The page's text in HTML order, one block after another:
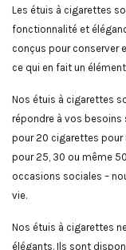
Les étuis à cigarettes
fonctionnalité et
conçus pour conserver
ce qui en fait un
Nos étuis à cigarettes
répondre à vos besoins
pour 20 cigarettes pour
pour 25, 30 ou même
occasions sociales –
vie.
Nos étuis à cigarettes
élégants. Ils sont